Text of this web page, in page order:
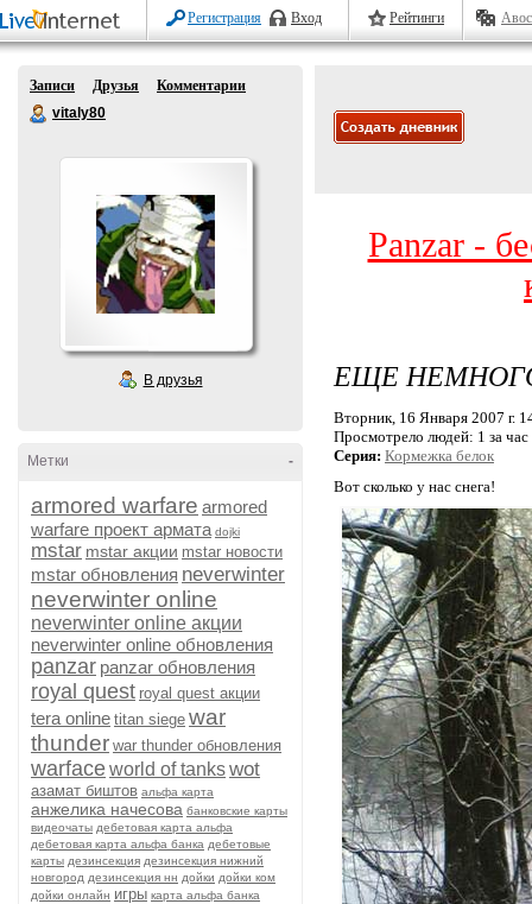
Регистрация Вход Рейтинги
Записи Друзья
Комментарии
vitaly80
В друзья
-
Метки
armored warfare armored
warfare проект армата dojki
mstar mstar акции mstar новости
mstar обновления neverwinter
neverwinter online
neverwinter online акции
neverwinter online обновления
panzar panzar обновления
royal quest royal quest акции
tera online titan siege war
thunder war thunder обновления
warfaceworld of tankswot
азамат биштов альфа карта
анжелика начесова банковские карты
видеочаты дебетовая карта альфа
дебетовая карта альфа банка дебетовые
карты дезинсекция дезинсекция нижний
новгород дезинсекция нн дойки дойки ком
дойки онлайн игры карта альфа банка
Panzar -
ЕЩЕ
Вторник, 16 Января 2007 г.
Просмотрело людей: 1 за
Серия: Кормежка белок
Вот сколько у нас снега!